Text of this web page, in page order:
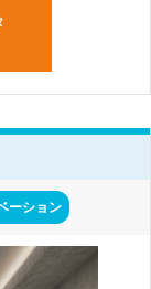
ーション